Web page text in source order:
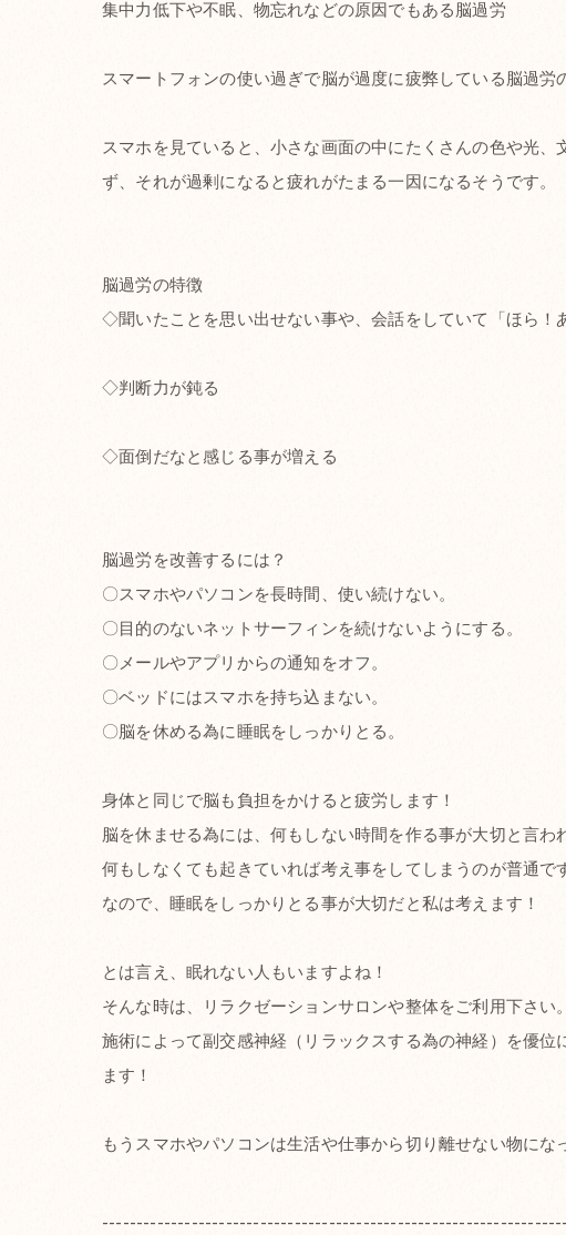
集中力低下や不眠、物忘れなどの原因でもある脳過労
スマートフォンの使い過ぎで脳が過度に疲弊している脳過労
スマホを見ていると、小さな画面の中にたくさんの色や光
ず、それが過剰になると疲れがたまる一因になるそうです。
脳過労の特徴
◇聞いたことを思い出せない事や、会話をしていて「ほら！
◇判断力が鈍る
◇面倒だなと感じる事が増える
脳過労を改善するには？
〇スマホやパソコンを長時間、使い続けない。
〇目的のないネットサーフィンを続けないようにする。
〇メールやアプリからの通知をオフ。
〇ベッドにはスマホを持ち込まない。
〇脳を休める為に睡眠をしっかりとる。
身体と同じで脳も負担をかけると疲労します！
脳を休ませる為には、何もしない時間を作る事が大切と言わ
何もしなくても起きていれば考え事をしてしまうのが普通で
なので、睡眠をしっかりとる事が大切だと私は考えます！
とは言え、眠れない人もいますよね！
そんな時は、リラクゼーションサロンや整体をご利用下さい。
施術によって副交感神経（リラックスする為の神経）を優
ます！
もうスマホやパソコンは生活や仕事から切り離せない物に